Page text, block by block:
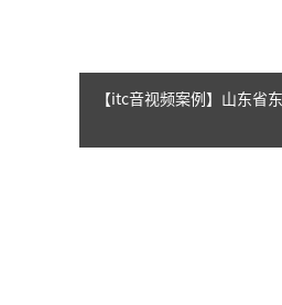
【itc音视频案例】山东省